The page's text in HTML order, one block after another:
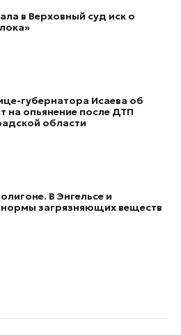
в Верховный суд иск о
губернатора Исаева об
на опьянение после ДТП
области
В Энгельсе и
загрязняющих веществ